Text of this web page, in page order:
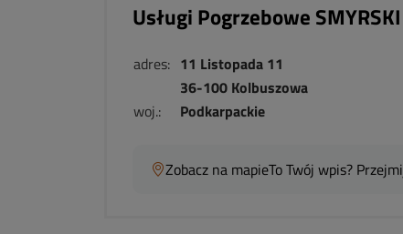
Usługi Pogrzebowe SMYRSKI
adres: 11 Listopada 11
36-100 Kolbuszowa
woj.:
Podkarpackie
Zobacz na mapieTo Twój wpis?